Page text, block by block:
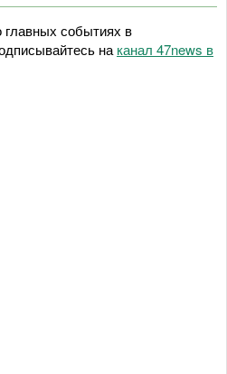
событиях в
на канал 47news в